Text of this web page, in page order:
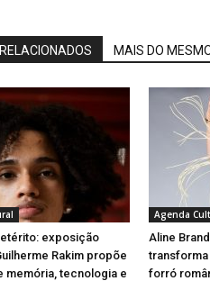
MAIS DO
exposição
Rakim propõe
memória, tecnologia e
Agenda
Aline
forró